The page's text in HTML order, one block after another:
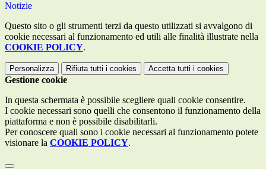
Notizie
Questo sito o gli strumenti terzi da questo utilizzati si avvalgono di
cookie necessari al funzionamento ed utili alle finalità illustrate nella
COOKIE POLICY.
Personalizza Rifiuta tutti i cookies Accetta tutti i cookies
Gestione cookie
In questa schermata è possibile scegliere quali cookie consentire.
I cookie necessari sono quelli che consentono il funzionamento della
piattaforma e non è possibile disabilitarli.
Per conoscere quali sono i cookie necessari al funzionamento potete
visionare la COOKIE POLICY.